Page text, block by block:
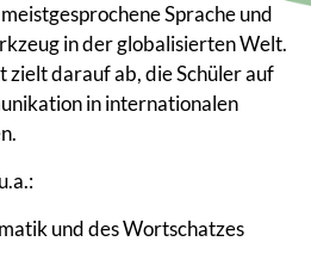
Sprache und
in der globalisierten Welt.
zielt darauf ab, die Schüler auf
in internationalen
und des Wortschatzes